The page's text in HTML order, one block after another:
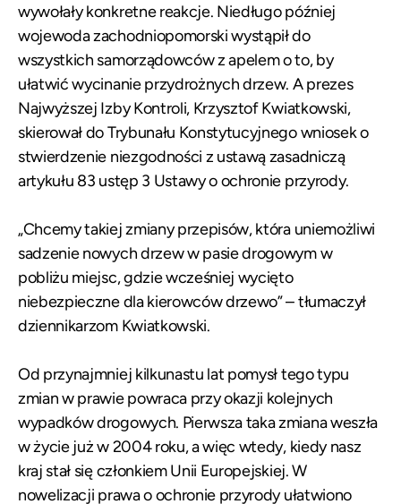
wywołały konkretne reakcje. Niedługo później
wojewoda zachodniopomorski wystąpił do
wszystkich samorządowców z apelem o to, by
ułatwić wycinanie przydrożnych drzew. A prezes
Najwyższej Izby Kontroli, Krzysztof Kwiatkowski,
skierował do Trybunału Konstytucyjnego wniosek o
stwierdzenie niezgodności z ustawą zasadniczą
artykułu 83 ustęp 3 Ustawy o ochronie przyrody.
„Chcemy takiej zmiany przepisów, która uniemożliwi
sadzenie nowych drzew w pasie drogowym w
pobliżu miejsc, gdzie wcześniej wycięto
niebezpieczne dla kierowców drzewo” – tłumaczył
dziennikarzom Kwiatkowski.
Od przynajmniej kilkunastu lat pomysł tego typu
zmian w prawie powraca przy okazji kolejnych
wypadków drogowych. Pierwsza taka zmiana weszła
w życie już w 2004 roku, a więc wtedy, kiedy nasz
kraj stał się członkiem Unii Europejskiej. W
nowelizacji prawa o ochronie przyrody ułatwiono